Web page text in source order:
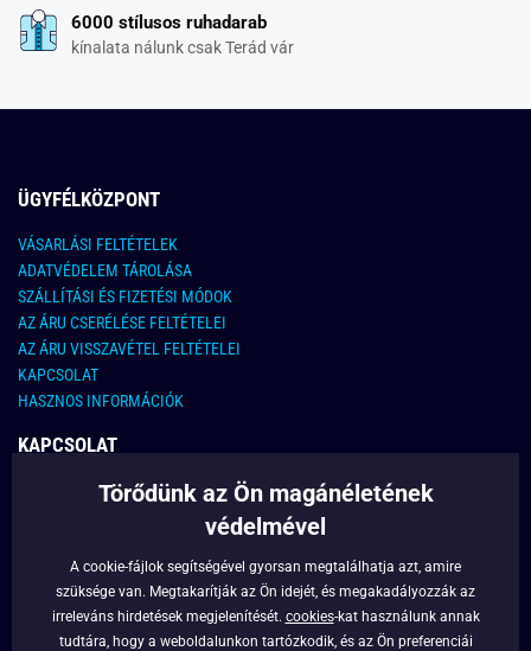
6000 stílusos ruhadarab
kínalata nálunk csak Terád vár
ÜGYFÉLKÖZPONT
VÁSARLÁSI FELTÉTELEK
ADATVÉDELEM TÁROLÁSA
SZÁLLÍTÁSI ÉS FIZETÉSI MÓDOK
AZ ÁRU CSERÉLÉSE FELTÉTELEI
AZ ÁRU VISSZAVÉTEL FELTÉTELEI
KAPCSOLAT
HASZNOS INFORMÁCIÓK
KAPCSOLAT
E-MAIL CÍM:
FONTOS INFORMÁCIÓK
RÓLUNK
BLOG
Törődünk az Ön magánéletének
védelmével
A cookie-fájlok segítségével gyorsan megtalálhatja azt, amire
szüksége van. Megtakarítják az Ön idejét, és megakadályozzák az
irreleváns hirdetések megjelenítését. cookies-kat használunk annak
tudtára, hogy a weboldalunkon tartózkodik, és az Ön preferenciái